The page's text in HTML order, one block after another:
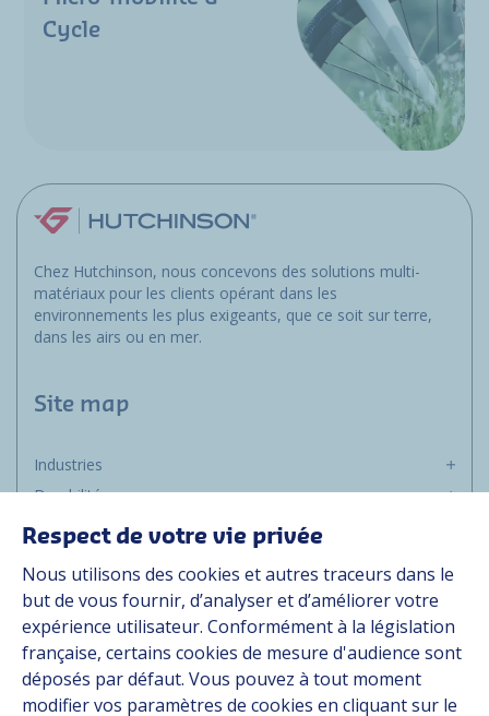
Cycle
Chez Hutchinson, nous concevons des solutions multi-
matériaux pour les clients opérant dans les
environnements les plus exigeants, que ce soit sur terre,
dans les airs ou en mer.
Site map
Industries
Durabilité
Média
Groupe
Fournisseurs
Documentation
Contact
Respect de votre vie privée
Nous utilisons des cookies et autres traceurs dans le
but de vous fournir, d’analyser et d’améliorer votre
expérience utilisateur. Conformément à la législation
française, certains cookies de mesure d'audience sont
déposés par défaut. Vous pouvez à tout moment
modifier vos paramètres de cookies en cliquant sur le